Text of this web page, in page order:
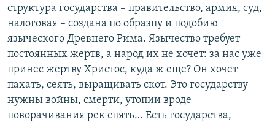
структура государства – правительство, армия, суд,
налоговая – создана по образцу и подобию
языческого Древнего Рима. Язычество требует
постоянных жертв, а народ их не хочет: за нас уже
принес жертву Христос, куда ж еще? Он хочет
пахать, сеять, выращивать скот. Это государству
нужны войны, смерти, утопии вроде
поворачивания рек спять… Есть государства,